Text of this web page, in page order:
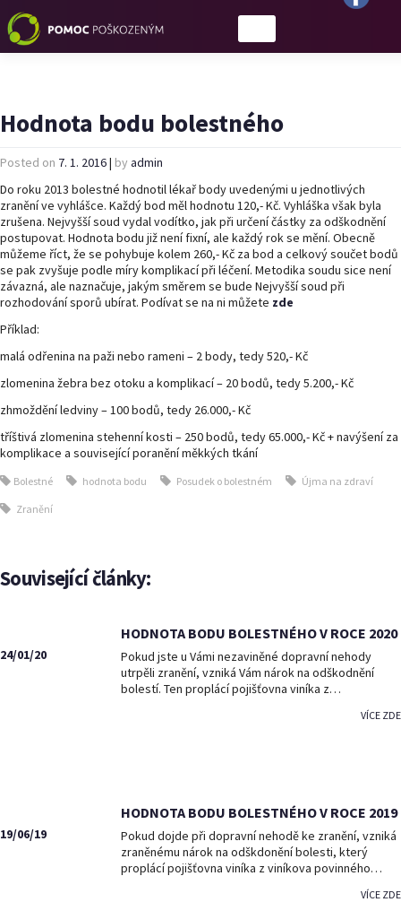
Hodnota bodu bolestného
Posted on 7. 1. 2016| by admin
Do roku 2013 bolestné hodnotil lékař body uvedenými u jednotlivých
zranění ve vyhlášce. Každý bod měl hodnotu 120,- Kč. Vyhláška však byla
zrušena. Nejvyšší soud vydal vodítko, jak při určení částky za odškodnění
postupovat. Hodnota bodu již není fixní, ale každý rok se mění. Obecně
můžeme říct, že se pohybuje kolem 260,- Kč za bod a celkový součet bodů
se pak zvyšuje podle míry komplikací při léčení. Metodika soudu sice není
závazná, ale naznačuje, jakým směrem se bude Nejvyšší soud při
rozhodování sporů ubírat. Podívat se na ni můžete zde
Příklad:
malá odřenina na paži nebo rameni – 2 body, tedy 520,- Kč
zlomenina žebra bez otoku a komplikací – 20 bodů, tedy 5.200,- Kč
zhmoždění ledviny – 100 bodů, tedy 26.000,- Kč
tříštivá zlomenina stehenní kosti – 250 bodů, tedy 65.000,- Kč + navýšení za
komplikace a související poranění měkkých tkání
Bolestné hodnota bodu Posudek o bolestném Újma na zdraví
Zranění
Související články:
24/01/20
HODNOTA BODU BOLESTNÉHO V ROCE 2020
Pokud jste u Vámi nezaviněné dopravní nehody
utrpěli zranění, vzniká Vám nárok na odškodnění
bolestí. Ten proplácí pojišťovna viníka z…
VÍCE ZDE
19/06/19
HODNOTA BODU BOLESTNÉHO V ROCE 2019
Pokud dojde při dopravní nehodě ke zranění, vzniká
zraněnému nárok na odškdonění bolesti, který
proplácí pojišťovna viníka z viníkova povinného…
VÍCE ZDE